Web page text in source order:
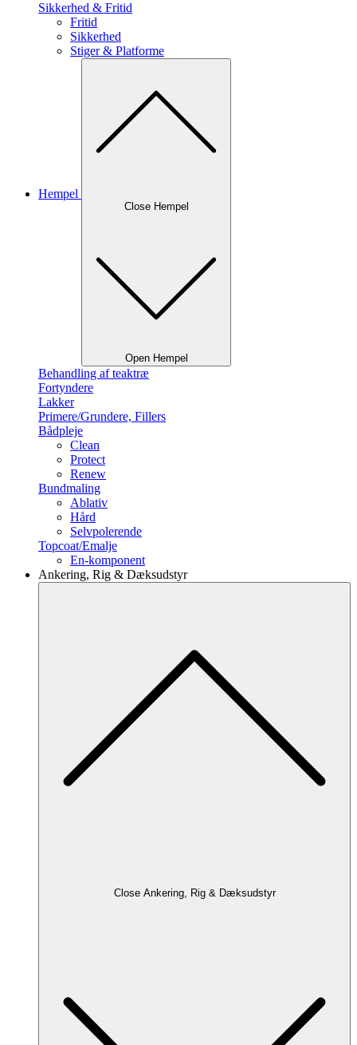
Sikkerhed & Fritid
Fritid
Sikkerhed
Stiger & Platforme
Hempel
Close Hempel
Open Hempel
Behandling af teaktræ
Fortyndere
Lakker
Primere/Grundere, Fillers
Bådpleje
Clean
Protect
Renew
Bundmaling
Ablativ
Hård
Selvpolerende
Topcoat/Emalje
En-komponent
Ankering, Rig & Dæksudstyr
Close Ankering, Rig & Dæksudstyr